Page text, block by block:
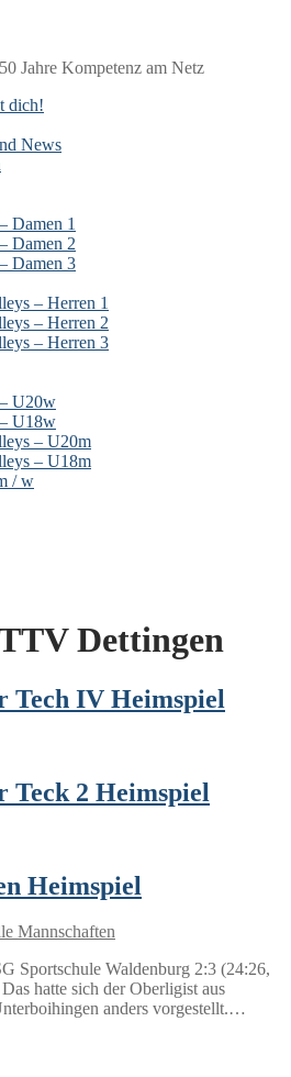
Jahre Kompetenz am Netz
dich!
News
Damen 1
Damen 2
Damen 3
– Herren 1
– Herren 2
– Herren 3
U20w
U18w
– U20m
– U18m
/ w
Dettingen
Tech IV Heimspiel
Teck 2 Heimspiel
Heimspiel
Mannschaften
Sportschule Waldenburg 2:3 (24:26,
hatte sich der Oberligist aus
anders vorgestellt.…